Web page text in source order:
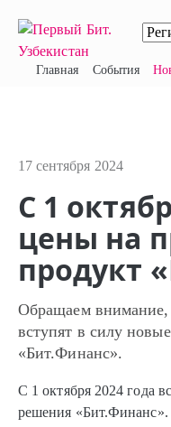
Главная События
17 сентября 2024
С 1
цены на
продукт
Обращаем внимание,
вступят в силу
«Бит.Финанс».
С 1 октября 2024 года
решения